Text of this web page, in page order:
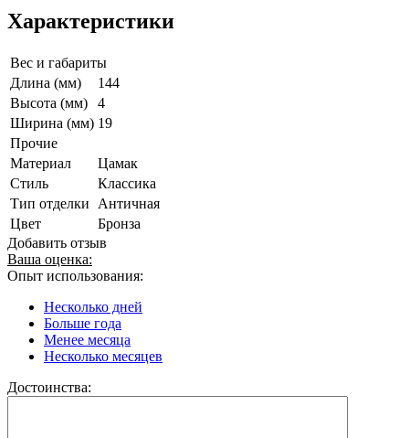
Характеристики
Вес и габариты
Длина (мм)
144
Высота (мм)
4
Ширина (мм) 19
Прочие
Материал
Цамак
Стиль
Классика
Тип отделки
Античная
Цвет
Бронза
Добавить отзыв
Ваша оценка:
Опыт использования:
Несколько дней
Больше года
Менее месяца
Несколько месяцев
Достоинства: